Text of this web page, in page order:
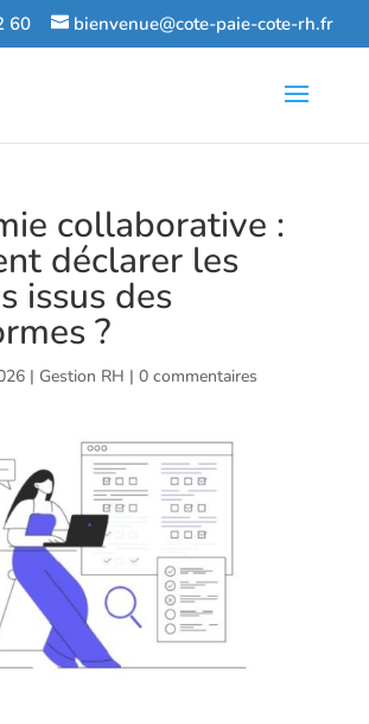
60 bienvenue@cote-paie-cote-rh.fr
collaborative :
déclarer les
issus des
?
| Gestion RH | 0 commentaires